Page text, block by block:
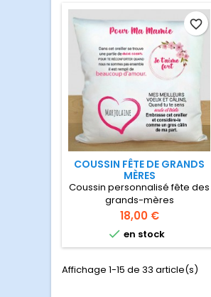
Serviette de grande qualité
pur coton 400gr/m2 très
douce et absorbante, un joli
cadeau pour la fête des
grands-mères
COUSSIN FÊTE DE GRANDS
MÈRES
Coussin personnalisé fête des
grands-mères
dessin couronne de fleurs et
le prénom du ou des petits
enfants Adorable coussin
entre une mamie et ses petits
enfants avec des mots
tendres et affectueux
Prix
18,00 €
 en stock
favorite_border
Affichage 1-15 de 33 article(s)